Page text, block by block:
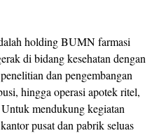
holding BUMN farmasi
di bidang kesehatan dengan
dan pengembangan
hingga operasi apotek ritel,
mendukung kegiatan
pusat dan pabrik seluas